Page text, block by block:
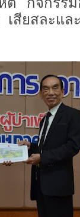
สียสละแล